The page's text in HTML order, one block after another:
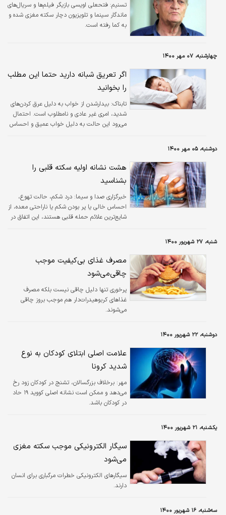
تسنیم: فتحعلی اویسی بازیگر فیلم‌ها و سریال‌های
ماندگار سینما و تلویزیون دچار سکته مغزی شده و
به کما رفته است.
چهارشنبه، ۰۷ مهر ۱۴۰۰
اگر تعریق شبانه دارید حتما این مطلب
را بخوانید
تابناک: بیدارشدن از خواب به دلیل عرق کردن‌های
شدید، امری غیر عادی و نامطلوب است. احتمال
می‌رود این حالت به دلیل خواب عمیق و احساس
دوشنبه، ۰۵ مهر ۱۴۰۰
هشت نشانه اولیه سکته قلبی را
بشناسید
خبرگزاری صدا و سیما: درد شکم، حالت تهوع،
احساس خالی یا پر بودن شکم یا ناراحتی معده، از
شایع‌ترین علائم حمله قلبی هستند، این اتفاق در
شنبه، ۲۷ شهریور ۱۴۰۰
مصرف غذای بی‌کیفیت موجب
چاقی‌می‌شود
پرخوری تنها دلیل چاقی نیست بلکه مصرف
غذاهای کربوهیدرات‌دار هم موجب بروز چاقی
می‌شوند.
دوشنبه، ۲۲ شهریور ۱۴۰۰
علامت اصلی ابتلای کودکان به نوع
شدید کرونا
مهر: برخلاف بزرگسالان، تشنج در کودکان زود رخ
می‌دهد و ممکن است نشانه اصلی کووید ۱۹ حاد
در کودکان باشد.
یکشنبه، ۲۱ شهریور ۱۴۰۰
سیگار الکترونیکی موجب سکته مغزی
می‌شود
سیگارهای الکترونیکی خطرات مرگباری برای انسان
دارند.
سه‌شنبه، ۱۶ شهریور ۱۴۰۰